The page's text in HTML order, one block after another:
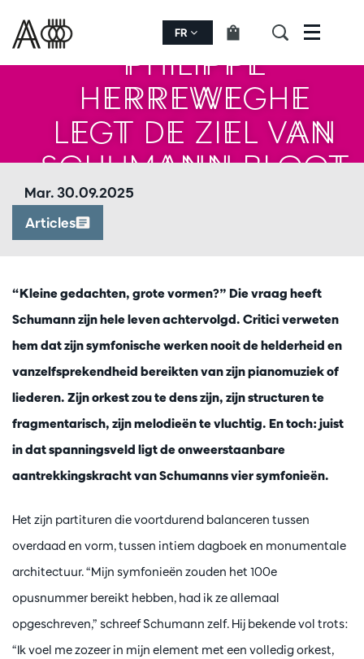
FR Menu
PHILIPPE
HERREWEGHE
LEGT DE ZIEL VAN
SCHUMANN BLOOT
Articles
Mar. 30.09.2025
“Kleine gedachten, grote vormen?” Die vraag heeft
Schumann zijn hele leven achtervolgd. Critici verweten
hem dat zijn symfonische werken nooit de helderheid en
vanzelfsprekendheid bereikten van zijn pianomuziek of
liederen. Zijn orkest zou te dens zijn, zijn structuren te
fragmentarisch, zijn melodieën te vluchtig. En toch: juist
in dat spanningsveld ligt de onweerstaanbare
aantrekkingskracht van Schumanns vier symfonieën.
Het zijn partituren die voortdurend balanceren tussen
overdaad en vorm, tussen intiem dagboek en monumentale
architectuur. “Mijn symfonieën zouden het 100e
opusnummer bereikt hebben, had ik ze allemaal
opgeschreven,” schreef Schumann zelf. Hij bekende vol trots:
“Ik voel me zozeer in mijn element met een volledig orkest,